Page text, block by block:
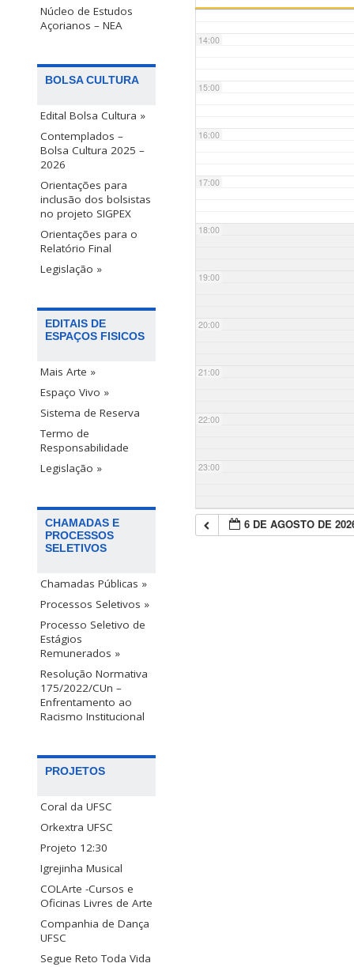
Núcleo de Estudos
Açorianos – NEA
BOLSA CULTURA
Edital Bolsa Cultura »
Contemplados –
Bolsa Cultura 2025 –
2026
Orientações para
inclusão dos bolsistas
no projeto SIGPEX
Orientações para o
Relatório Final
Legislação »
EDITAIS DE
ESPAÇOS FISICOS
Mais Arte »
Espaço Vivo »
Sistema de Reserva
Termo de
Responsabilidade
Legislação »
CHAMADAS E
PROCESSOS
SELETIVOS
Chamadas Públicas »
Processos Seletivos »
Processo Seletivo de
Estágios
Remunerados »
Resolução Normativa
175/2022/CUn –
Enfrentamento ao
Racismo Institucional
PROJETOS
Coral da UFSC
Orkextra UFSC
Projeto 12:30
Igrejinha Musical
COLArte -Cursos e
Oficinas Livres de Arte
Companhia de Dança
UFSC
Segue Reto Toda Vida
14:00
15:00
16:00
17:00
18:00
19:00
20:00
21:00
22:00
23:00
6 DE AGOSTO DE